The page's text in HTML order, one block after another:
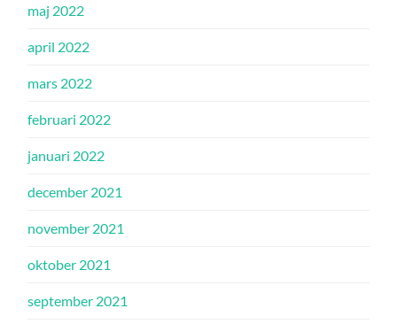
maj 2022
april 2022
mars 2022
februari 2022
januari 2022
december 2021
november 2021
oktober 2021
september 2021